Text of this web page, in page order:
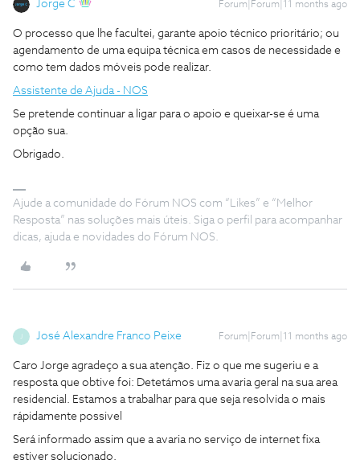
Jorge C Forum|Forum|11 months ago
O processo que lhe facultei, garante apoio técnico prioritário; ou
agendamento de uma equipa técnica em casos de necessidade e
como tem dados móveis pode realizar.
Assistente de Ajuda - NOS
Se pretende continuar a ligar para o apoio e queixar-se é uma
opção sua.
Obrigado.
Ajude a comunidade do Fórum NOS com “Likes” e “Melhor
Resposta” nas soluções mais úteis. Siga o perfil para acompanhar
dicas, ajuda e novidades do Fórum NOS.
José Alexandre Franco Peixe Forum|Forum|11 months ago
Caro Jorge agradeço a sua atenção. Fiz o que me sugeriu e a
resposta que obtive foi: Detetámos uma avaria geral na sua area
residencial. Estamos a trabalhar para que seja resolvida o mais
rápidamente possivel
Será informado assim que a avaria no serviço de internet fixa
estiver solucionado.